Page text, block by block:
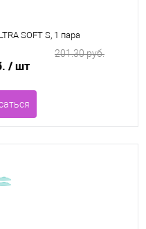
SOFT S, 1 пара
/ шт
201.30 руб.